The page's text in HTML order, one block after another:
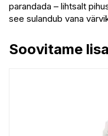
parandada – lihtsalt
see sulandub vana
Soovitame